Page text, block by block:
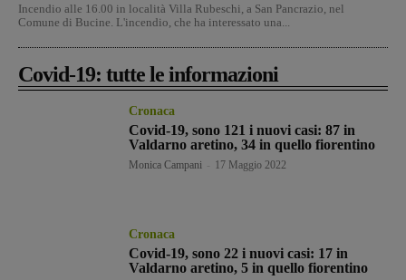
Incendio alle 16.00 in località Villa Rubeschi, a San Pancrazio, nel
Comune di Bucine. L'incendio, che ha interessato una...
Covid-19: tutte le informazioni
Cronaca
Covid-19, sono 121 i nuovi casi: 87 in
Valdarno aretino, 34 in quello fiorentino
Monica Campani 17 Maggio 2022
Cronaca
Covid-19, sono 22 i nuovi casi: 17 in
Valdarno aretino, 5 in quello fiorentino